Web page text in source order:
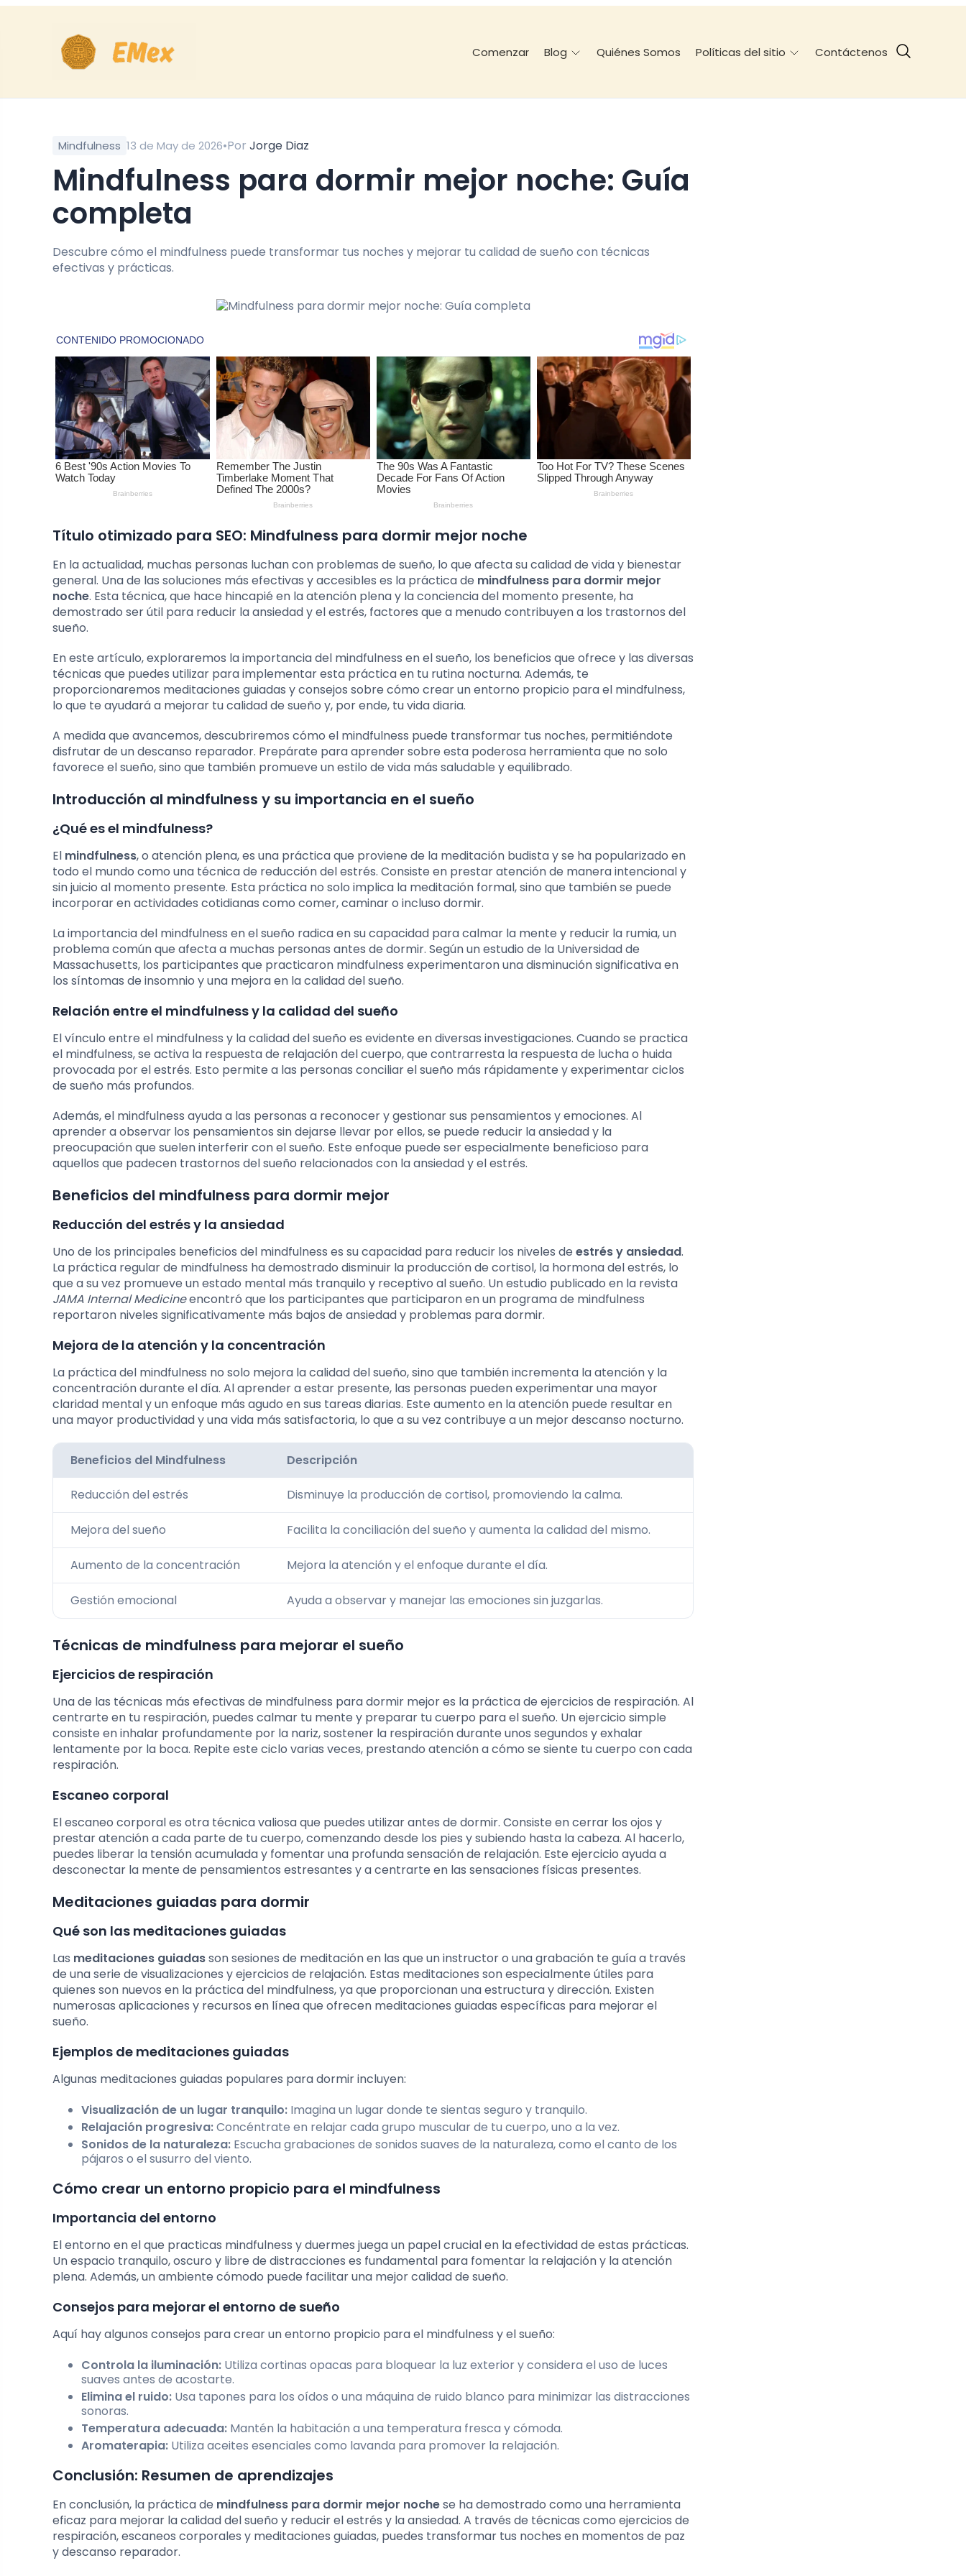
Comenzar Blog Quiénes Somos Políticas del sitio Contáctenos
Mindfulness 13 de May de 2026•Por Jorge Diaz
Mindfulness para dormir mejor noche: Guía
completa
Descubre cómo el mindfulness puede transformar tus noches y mejorar tu calidad de sueño con técnicas
efectivas y prácticas.
Título otimizado para SEO: Mindfulness para dormir mejor noche
En la actualidad, muchas personas luchan con problemas de sueño, lo que afecta su calidad de vida y bienestar
general. Una de las soluciones más efectivas y accesibles es la práctica de mindfulness para dormir mejor
noche. Esta técnica, que hace hincapié en la atención plena y la conciencia del momento presente, ha
demostrado ser útil para reducir la ansiedad y el estrés, factores que a menudo contribuyen a los trastornos del
sueño.
En este artículo, exploraremos la importancia del mindfulness en el sueño, los beneficios que ofrece y las diversas
técnicas que puedes utilizar para implementar esta práctica en tu rutina nocturna. Además, te
proporcionaremos meditaciones guiadas y consejos sobre cómo crear un entorno propicio para el mindfulness,
lo que te ayudará a mejorar tu calidad de sueño y, por ende, tu vida diaria.
A medida que avancemos, descubriremos cómo el mindfulness puede transformar tus noches, permitiéndote
disfrutar de un descanso reparador. Prepárate para aprender sobre esta poderosa herramienta que no solo
favorece el sueño, sino que también promueve un estilo de vida más saludable y equilibrado.
Introducción al mindfulness y su importancia en el sueño
¿Qué es el mindfulness?
El mindfulness, o atención plena, es una práctica que proviene de la meditación budista y se ha popularizado en
todo el mundo como una técnica de reducción del estrés. Consiste en prestar atención de manera intencional y
sin juicio al momento presente. Esta práctica no solo implica la meditación formal, sino que también se puede
incorporar en actividades cotidianas como comer, caminar o incluso dormir.
La importancia del mindfulness en el sueño radica en su capacidad para calmar la mente y reducir la rumia, un
problema común que afecta a muchas personas antes de dormir. Según un estudio de la Universidad de
Massachusetts, los participantes que practicaron mindfulness experimentaron una disminución significativa en
los síntomas de insomnio y una mejora en la calidad del sueño.
Relación entre el mindfulness y la calidad del sueño
El vínculo entre el mindfulness y la calidad del sueño es evidente en diversas investigaciones. Cuando se practica
el mindfulness, se activa la respuesta de relajación del cuerpo, que contrarresta la respuesta de lucha o huida
provocada por el estrés. Esto permite a las personas conciliar el sueño más rápidamente y experimentar ciclos
de sueño más profundos.
Además, el mindfulness ayuda a las personas a reconocer y gestionar sus pensamientos y emociones. Al
aprender a observar los pensamientos sin dejarse llevar por ellos, se puede reducir la ansiedad y la
preocupación que suelen interferir con el sueño. Este enfoque puede ser especialmente beneficioso para
aquellos que padecen trastornos del sueño relacionados con la ansiedad y el estrés.
Beneficios del mindfulness para dormir mejor
Reducción del estrés y la ansiedad
Uno de los principales beneficios del mindfulness es su capacidad para reducir los niveles de estrés y ansiedad.
La práctica regular de mindfulness ha demostrado disminuir la producción de cortisol, la hormona del estrés, lo
que a su vez promueve un estado mental más tranquilo y receptivo al sueño. Un estudio publicado en la revista
JAMA Internal Medicineencontró que los participantes que participaron en un programa de mindfulness
reportaron niveles significativamente más bajos de ansiedad y problemas para dormir.
Mejora de la atención y la concentración
La práctica del mindfulness no solo mejora la calidad del sueño, sino que también incrementa la atención y la
concentración durante el día. Al aprender a estar presente, las personas pueden experimentar una mayor
claridad mental y un enfoque más agudo en sus tareas diarias. Este aumento en la atención puede resultar en
una mayor productividad y una vida más satisfactoria, lo que a su vez contribuye a un mejor descanso nocturno.
Beneficios del Mindfulness Descripción
Reducción del estrés Disminuye la producción de cortisol, promoviendo la calma.
Mejora del sueño Facilita la conciliación del sueño y aumenta la calidad del mismo.
Aumento de la concentración Mejora la atención y el enfoque durante el día.
Gestión emocional Ayuda a observar y manejar las emociones sin juzgarlas.
Técnicas de mindfulness para mejorar el sueño
Ejercicios de respiración
Una de las técnicas más efectivas de mindfulness para dormir mejor es la práctica de ejercicios de respiración. Al
centrarte en tu respiración, puedes calmar tu mente y preparar tu cuerpo para el sueño. Un ejercicio simple
consiste en inhalar profundamente por la nariz, sostener la respiración durante unos segundos y exhalar
lentamente por la boca. Repite este ciclo varias veces, prestando atención a cómo se siente tu cuerpo con cada
respiración.
Escaneo corporal
El escaneo corporal es otra técnica valiosa que puedes utilizar antes de dormir. Consiste en cerrar los ojos y
prestar atención a cada parte de tu cuerpo, comenzando desde los pies y subiendo hasta la cabeza. Al hacerlo,
puedes liberar la tensión acumulada y fomentar una profunda sensación de relajación. Este ejercicio ayuda a
desconectar la mente de pensamientos estresantes y a centrarte en las sensaciones físicas presentes.
Meditaciones guiadas para dormir
Qué son las meditaciones guiadas
Las meditaciones guiadasson sesiones de meditación en las que un instructor o una grabación te guía a través
de una serie de visualizaciones y ejercicios de relajación. Estas meditaciones son especialmente útiles para
quienes son nuevos en la práctica del mindfulness, ya que proporcionan una estructura y dirección. Existen
numerosas aplicaciones y recursos en línea que ofrecen meditaciones guiadas específicas para mejorar el
sueño.
Ejemplos de meditaciones guiadas
Algunas meditaciones guiadas populares para dormir incluyen:
Visualización de un lugar tranquilo: Imagina un lugar donde te sientas seguro y tranquilo.
Relajación progresiva:Concéntrate en relajar cada grupo muscular de tu cuerpo, uno a la vez.
Sonidos de la naturaleza: Escucha grabaciones de sonidos suaves de la naturaleza, como el canto de los
pájaros o el susurro del viento.
Cómo crear un entorno propicio para el mindfulness
Importancia del entorno
El entorno en el que practicas mindfulness y duermes juega un papel crucial en la efectividad de estas prácticas.
Un espacio tranquilo, oscuro y libre de distracciones es fundamental para fomentar la relajación y la atención
plena. Además, un ambiente cómodo puede facilitar una mejor calidad de sueño.
Consejos para mejorar el entorno de sueño
Aquí hay algunos consejos para crear un entorno propicio para el mindfulness y el sueño:
Controla la iluminación: Utiliza cortinas opacas para bloquear la luz exterior y considera el uso de luces
suaves antes de acostarte.
Elimina el ruido: Usa tapones para los oídos o una máquina de ruido blanco para minimizar las distracciones
sonoras.
Temperatura adecuada: Mantén la habitación a una temperatura fresca y cómoda.
Aromaterapia: Utiliza aceites esenciales como lavanda para promover la relajación.
Conclusión: Resumen de aprendizajes
En conclusión, la práctica de mindfulness para dormir mejor nochese ha demostrado como una herramienta
eficaz para mejorar la calidad del sueño y reducir el estrés y la ansiedad. A través de técnicas como ejercicios de
respiración, escaneos corporales y meditaciones guiadas, puedes transformar tus noches en momentos de paz
y descanso reparador.